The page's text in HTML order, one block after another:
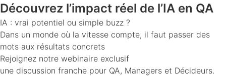
Découvrez l’impact réel de l’IA en QA
IA : vrai potentiel ou simple buzz ?
Dans un monde où la vitesse compte, il faut passer des
mots aux résultats concrets
Rejoignez notre webinaire exclusif
une discussion franche pour QA, Managers et Décideurs.